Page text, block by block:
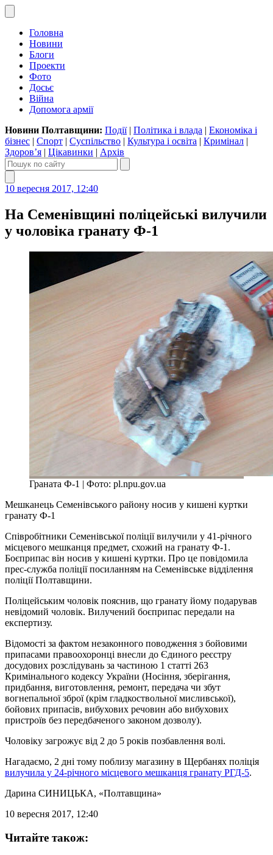
Головна
Новини
Блоги
Проекти
Фото
Досьє
Війна
Допомога армії
Новини Полтавщини: Події| Політика і влада | Економіка і
бізнес | Спорт | Суспільство | Культура і освіта | Кримінал |
Здоров’я | Цікавинки | Архів
10 вересня 2017, 12:40
На Семенівщині поліцейські вилучили
у чоловіка гранату Ф-1
Граната Ф-1 | Фото: pl.npu.gov.ua
Мешканець Семенівського району носив у кишені куртки
гранату Ф-1
Співробітники Семенівської поліції вилучили у 41-річного
місцевого мешканця предмет, схожий на гранату Ф-1.
Боєприпас він носив у кишені куртки. Про це повідомила
прес-служба поліції посиланням на Семенівське відділення
поліції Полтавщини.
Поліцейським чоловік пояснив, що гранату йому подарував
невідомий чоловік. Вилучений боєприпас передали на
експертизу.
Відомості за фактом незаконного поводження з бойовими
припасами правоохоронці внесли до Єдиного реєстру
досудових розслідувань за частиною 1 статті 263
Кримінального кодексу України (Носіння, зберігання,
придбання, виготовлення, ремонт, передача чи збут
вогнепальної зброї (крім гладкоствольної мисливської),
бойових припасів, вибухових речовин або вибухових
пристроїв без передбаченого законом дозволу).
Чоловіку загрожує від 2 до 5 років позбавлення волі.
Нагадаємо, 2 дні тому поблизу магазину в Щербанях поліція
вилучила у 24-річного місцевого мешканця гранату РГД-5.
Дарина СИНИЦЬКА, «Полтавщина»
10 вересня 2017, 12:40
Читайте також: